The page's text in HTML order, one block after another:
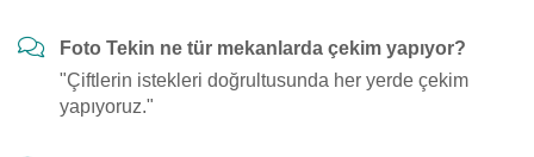
Foto Tekin ne tür mekanlarda çekim yapıyor?
"Çiftlerin istekleri doğrultusunda her yerde çekim
yapıyoruz."